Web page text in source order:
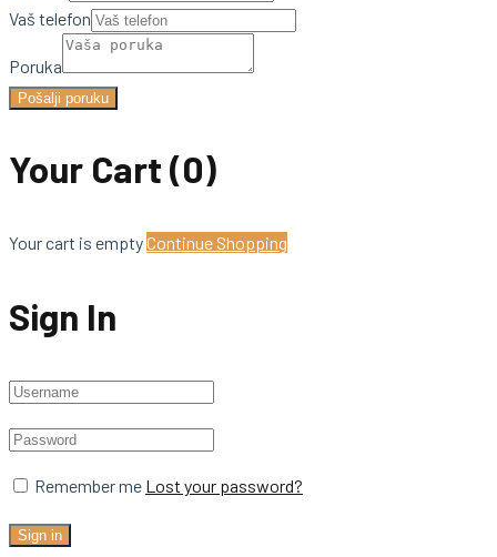
Vaš telefon
Poruka
Pošalji poruku
Your Cart (0)
Your cart is emptyContinue Shopping
Sign In
Remember me Lost your password?
Sign in